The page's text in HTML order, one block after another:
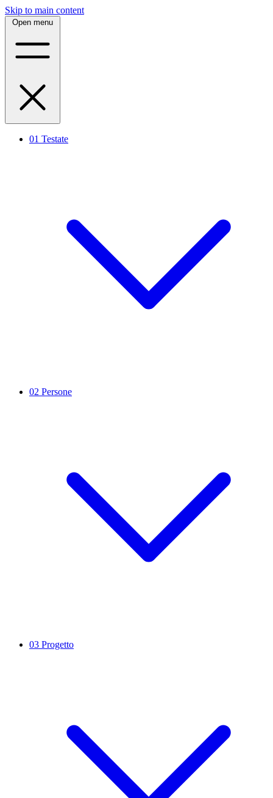
Skip to main content
Open menu
01 Testate
02 Persone
03 Progetto